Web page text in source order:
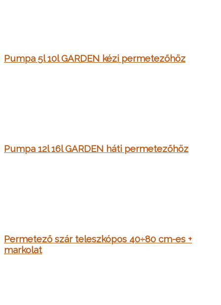
Pumpa 5l 10l GARDEN kézi permetezőhöz
Pumpa 12l 16l GARDEN háti permetezőhöz
Permetező szár teleszkópos 40÷80 cm-es +
markolat